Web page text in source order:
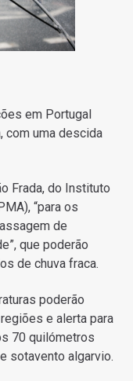
em Portugal
com uma descida
Frada, do Instituto
“para os
de
que poderão
de chuva fraca.
poderão
e alerta para
70 quilómetros
sotavento algarvio.